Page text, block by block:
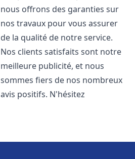
nous offrons des garanties sur
nos travaux pour vous assurer
de la qualité de notre service.
Nos clients satisfaits sont notre
meilleure publicité, et nous
sommes fiers de nos nombreux
avis positifs. N'hésitez